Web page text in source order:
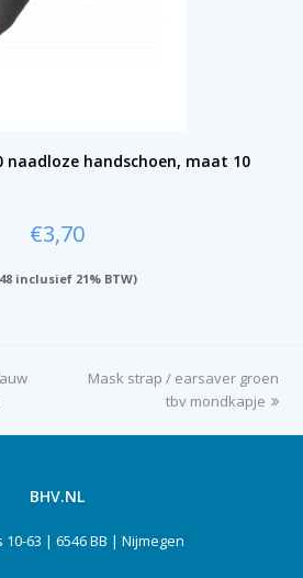
naadloze handschoen, maat 10
€3,70
inclusief 21% BTW)
next
Mask strap / earsaver groen
tbv mondkapje
BHV.NL
63 | 6546 BB | Nijmegen